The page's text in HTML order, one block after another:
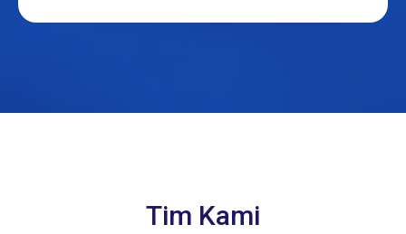
Tim Kami